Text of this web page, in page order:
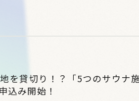
を貸切り！？「5つのサウナ
込み開始！